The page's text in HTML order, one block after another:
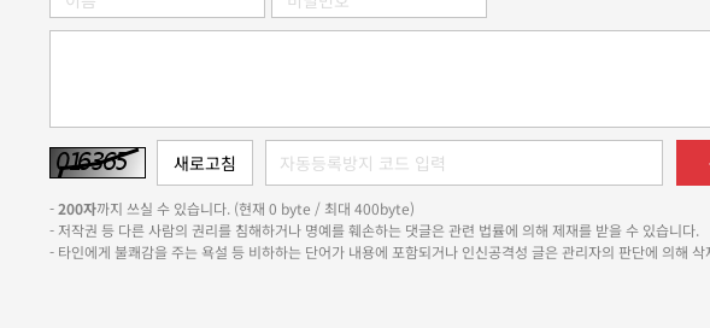
-200자까지 쓰실 수 있습니다. (현재 0 byte / 최대 400byte)
- 저작권 등 다른 사람의 권리를 침해하거나 명예를 훼손하는 댓글은 관련 법률에 의해 제재를 받을 수 있습니다.
- 타인에게 불쾌감을 주는 욕설 등 비하하는 단어가 내용에 포함되거나 인신공격성 글은 관리자의 판단에 의해 삭